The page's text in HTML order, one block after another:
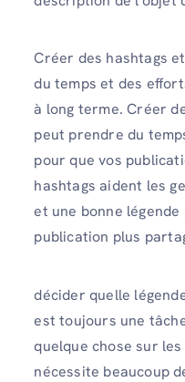
Créer des hashtags
du temps et des
à long terme. Créer
peut prendre du
pour que vos
hashtags aident les
et une bonne
publication plus
décider quelle
est toujours une
quelque chose sur
nécessite beaucoup